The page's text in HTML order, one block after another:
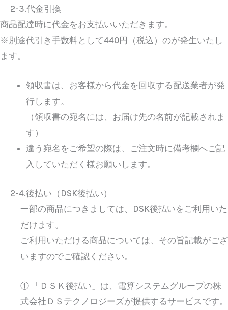
2-3.代金引換
商品配達時に代金をお支払いいただきます。
※別途代引き手数料として440円（税込）のが発生いたし
ます。
領収書は、お客様から代金を回収する配送業者が発
行します。
（領収書の宛名には、お届け先の名前が記載されま
す）
違う宛名をご希望の際は、ご注文時に備考欄へご記
入していただく様お願いします。
2-4.後払い（DSK後払い）
一部の商品につきましては、DSK後払いをご利用いた
だけます。
ご利用いただける商品については、その旨記載がござ
いますのでご確認ください。
① 「ＤＳＫ後払い」は、電算システムグループの株
式会社ＤＳテクノロジーズが提供するサービスです。